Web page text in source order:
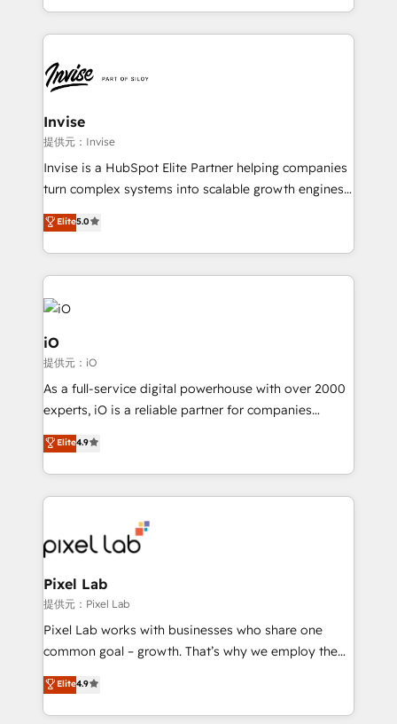
much Benelux companies as possible to be
business growth strategies, sales enablement, CRM
set-up, Migrations, Integrations, Enterprise level
Ops Hub Software, inbound marketing strategy,
content strategies, branding, HubSpot CMS,
bespoke web apps and growth driven design
websites. Experienced in helping Global B2B
Manufacturers, Fintech, Professional Services, IT and
SaaS industries.
Invise
提供元：Invise
Invise is a HubSpot Elite Partner helping companies
turn complex systems into scalable growth engines.
We combine strategy, technology and change
management to drive measurable results. As part of
the fast-growing Siloy Group, we unite more than
250+ HubSpot experts across Europe – ready to
build a CRM architecture optimized to support your
business goals. Talk to us if you’re looking to: -
Connect marketing, sales and operations around one
reliable source of truth - Unlock the full value of your
CRM and marketing data, not just implement a
system - Accelerate impact with a partner who
Elite5.0
iO
提供元：iO
As a full-service digital powerhouse with over 2000
experts, iO is a reliable partner for companies
looking to strengthen their position in the fields of
marketing, technology, content, strategy and
creation. iO combines in-depth knowledge on both
the marketing and technology end of HubSpot,
from end-to-end. Teams of marketing specialists,
developers, copywriters and designers work side by
side to meet the specific demands of every client
and project. Dedicated HubSpot teams combine all
skills for HubSpot projects from strategy to
implementation and training. Skilled in-house
complex API integrations with external platforms.
Working from several campuses across Belgium, The
Elite4.9
Pixel Lab
提供元：Pixel Lab
Pixel Lab works with businesses who share one
common goal – growth. That’s why we employ the
latest innovations in disruptive technology in our
approach to web design, sales enablement and
inbound marketing that deliver month-on-month
Elite4.9